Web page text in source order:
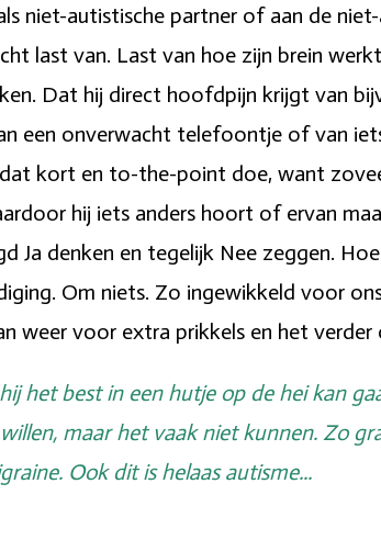
niet-autistische partner of aan de
last van. Last van hoe zijn brein
Dat hij direct hoofdpijn krijgt van
een onverwacht telefoontje of van
kort en to-the-point doe, want
hij iets anders hoort of ervan
Ja denken en tegelijk Nee zeggen.
Om niets. Zo ingewikkeld voor
weer voor extra prikkels en het
het best in een hutje op de hei kan
maar het vaak niet kunnen. Zo
Ook dit is helaas autisme...